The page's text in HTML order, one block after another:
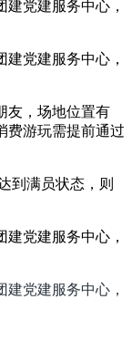
友，场地位置有
费游玩需提前通过
到满员状态，则